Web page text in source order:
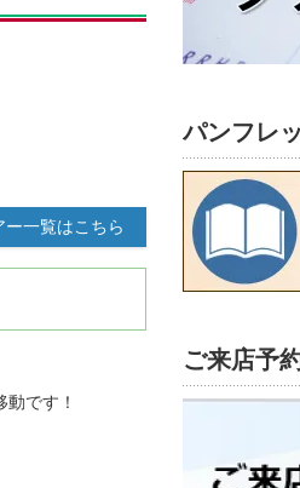
一覧はこちら
です！
パンフレ
ご来店予